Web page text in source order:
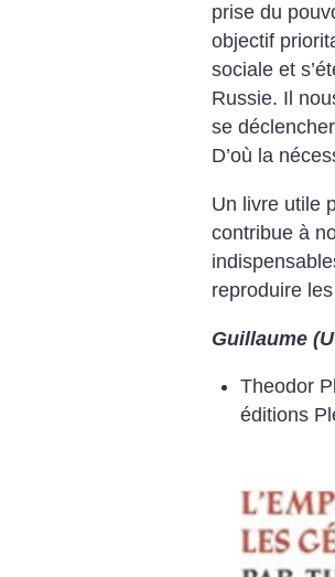
prise du
objectif
sociale et
Russie. Il
se
D’où la
Un livre utile
contribue à
reproduire
Guillaume
Theodor
éditions